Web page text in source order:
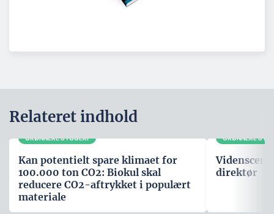
Relateret indhold
GRØNNERE BYGGERI
Kan potentielt spare klimaet for
100.000 ton CO2: Biokul skal
reducere CO2-aftrykket i populært
materiale
GRØNNERE
direktør